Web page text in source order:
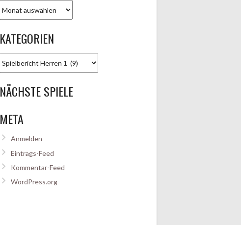
KATEGORIEN
NÄCHSTE SPIELE
META
Anmelden
Eintrags-Feed
Kommentar-Feed
WordPress.org